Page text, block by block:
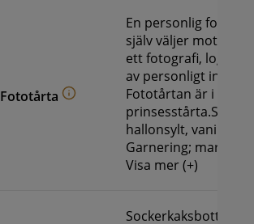
Fototårta
En personlig
själv väljer motiv,
ett fotografi, logga
av personligt
Fototårtan är i
hallonsylt,
Garnering;
Visa mer (+)
Sockerkaksbotten,